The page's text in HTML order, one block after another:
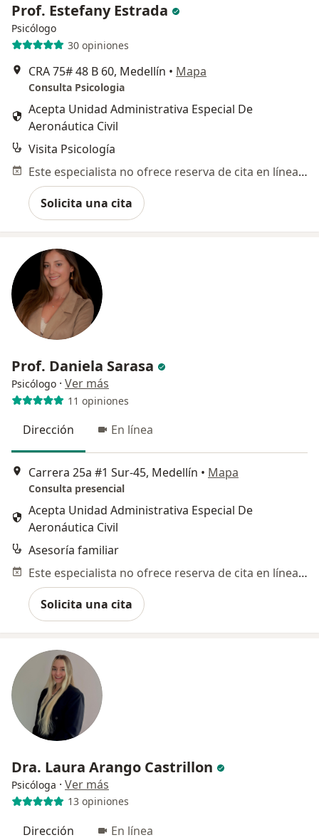
Prof. Estefany Estrada
Psicólogo
30 opiniones
CRA 75# 48 B 60, Medellín • Mapa
Consulta Psicologia
Acepta Unidad Administrativa Especial De
Aeronáutica Civil
Visita Psicología
Este especialista no ofrece reserva de cita en línea en esta dirección.
Solicita una cita
Prof. Daniela Sarasa
Psicólogo · Ver más
11 opiniones
Dirección En línea
Carrera 25a #1 Sur-45, Medellín • Mapa
Consulta presencial
Acepta Unidad Administrativa Especial De
Aeronáutica Civil
Asesoría familiar
Este especialista no ofrece reserva de cita en línea en esta dirección.
Solicita una cita
Dra. Laura Arango Castrillon
Psicóloga · Ver más
13 opiniones
Dirección En línea